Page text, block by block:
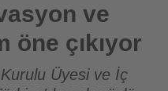
ve
öne çıkıyor
Üyesi ve İç